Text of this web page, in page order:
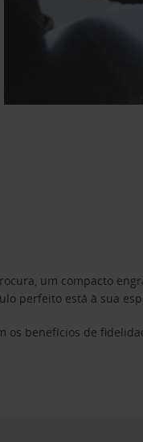
um compacto
perfeito está à sua
os benefícios de